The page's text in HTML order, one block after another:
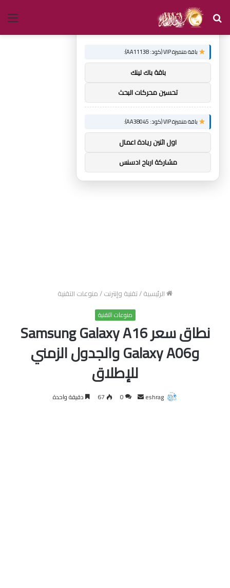
بحث
عن
الرئيسية/تقنية وإنترنت/منوعات التقنية
منوعات التقنية
نطاق سعر Samsung Galaxy A16
وGalaxy A06 والجدول الزمني
للإطلاق
eshrag
أرسل 0
67 دقيقة واحدة
توصيات :
باقة متميزة VIP (كود: AA11138):
باقة باك لينك
تحسين محركات البحث
باقة متميزة VIP (كود: AA38045):
اول اثنين ريادة اعمال
مشاركة ارباح ادسنس